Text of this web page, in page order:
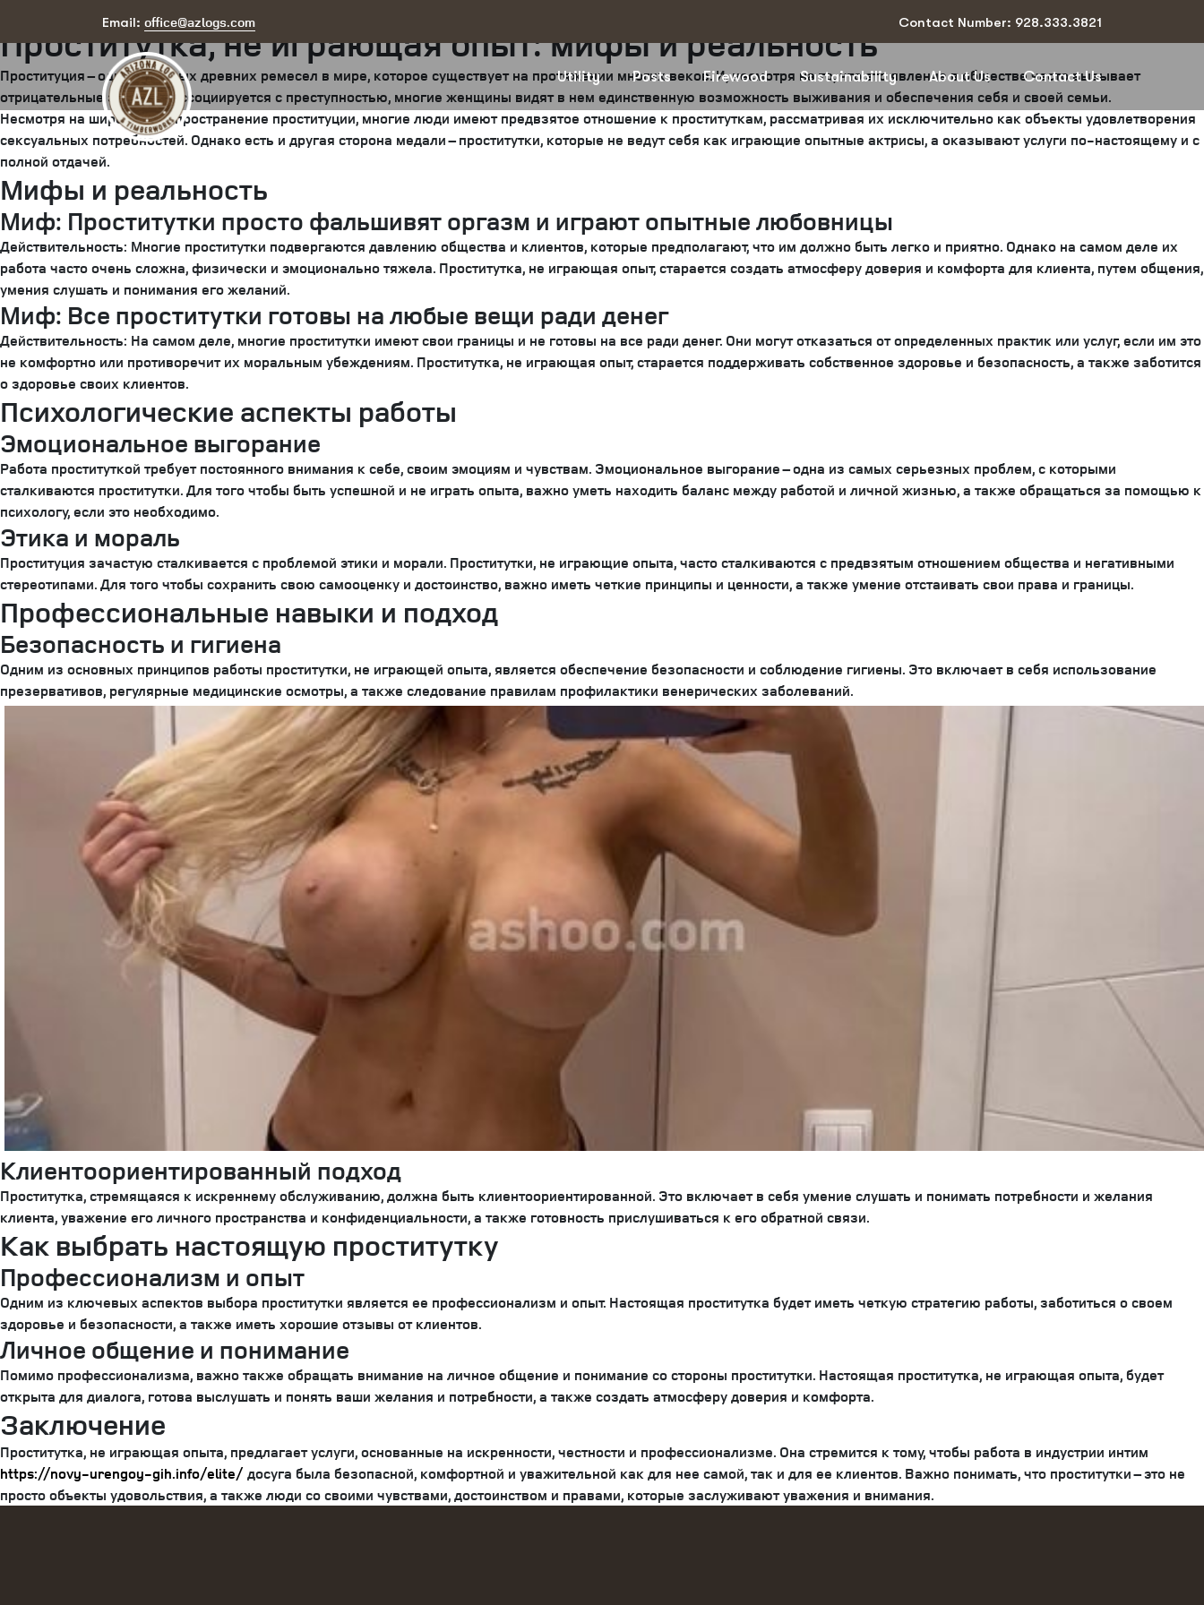
Email: office@azlogs.com Contact Number: 928.333.3821
Utility Posts Firewood Sustainability About Us Contact Us
Проститутка, не играющая опыт: мифы и реальность
Проституция – одно из самых древних ремесел в мире, которое существует на протяжении многих веков. И, несмотря на то, что это явление в обществе часто вызывает
отрицательные эмоции и ассоциируется с преступностью, многие женщины видят в нем единственную возможность выживания и обеспечения себя и своей семьи.
Несмотря на широкое распространение проституции, многие люди имеют предвзятое отношение к проституткам, рассматривая их исключительно как объекты удовлетворения
сексуальных потребностей. Однако есть и другая сторона медали – проститутки, которые не ведут себя как играющие опытные актрисы, а оказывают услуги по-настоящему и с
полной отдачей.
Мифы и реальность
Миф: Проститутки просто фальшивят оргазм и играют опытные любовницы
Действительность: Многие проститутки подвергаются давлению общества и клиентов, которые предполагают, что им должно быть легко и приятно. Однако на самом деле их
работа часто очень сложна, физически и эмоционально тяжела. Проститутка, не играющая опыт, старается создать атмосферу доверия и комфорта для клиента, путем общения,
умения слушать и понимания его желаний.
Миф: Все проститутки готовы на любые вещи ради денег
Действительность: На самом деле, многие проститутки имеют свои границы и не готовы на все ради денег. Они могут отказаться от определенных практик или услуг, если им это
не комфортно или противоречит их моральным убеждениям. Проститутка, не играющая опыт, старается поддерживать собственное здоровье и безопасность, а также заботится
о здоровье своих клиентов.
Психологические аспекты работы
Эмоциональное выгорание
Работа проституткой требует постоянного внимания к себе, своим эмоциям и чувствам. Эмоциональное выгорание – одна из самых серьезных проблем, с которыми
сталкиваются проститутки. Для того чтобы быть успешной и не играть опыта, важно уметь находить баланс между работой и личной жизнью, а также обращаться за помощью к
психологу, если это необходимо.
Этика и мораль
Проституция зачастую сталкивается с проблемой этики и морали. Проститутки, не играющие опыта, часто сталкиваются с предвзятым отношением общества и негативными
стереотипами. Для того чтобы сохранить свою самооценку и достоинство, важно иметь четкие принципы и ценности, а также умение отстаивать свои права и границы.
Профессиональные навыки и подход
Безопасность и гигиена
Одним из основных принципов работы проститутки, не играющей опыта, является обеспечение безопасности и соблюдение гигиены. Это включает в себя использование
презервативов, регулярные медицинские осмотры, а также следование правилам профилактики венерических заболеваний.
Клиентоориентированный подход
Проститутка, стремящаяся к искреннему обслуживанию, должна быть клиентоориентированной. Это включает в себя умение слушать и понимать потребности и желания
клиента, уважение его личного пространства и конфиденциальности, а также готовность прислушиваться к его обратной связи.
Как выбрать настоящую проститутку
Профессионализм и опыт
Одним из ключевых аспектов выбора проститутки является ее профессионализм и опыт. Настоящая проститутка будет иметь четкую стратегию работы, заботиться о своем
здоровье и безопасности, а также иметь хорошие отзывы от клиентов.
Личное общение и понимание
Помимо профессионализма, важно также обращать внимание на личное общение и понимание со стороны проститутки. Настоящая проститутка, не играющая опыта, будет
открыта для диалога, готова выслушать и понять ваши желания и потребности, а также создать атмосферу доверия и комфорта.
Заключение
Проститутка, не играющая опыта, предлагает услуги, основанные на искренности, честности и профессионализме. Она стремится к тому, чтобы работа в индустрии интим
https://novy-urengoy-gih.info/elite/ досуга была безопасной, комфортной и уважительной как для нее самой, так и для ее клиентов. Важно понимать, что проститутки – это не
просто объекты удовольствия, а также люди со своими чувствами, достоинством и правами, которые заслуживают уважения и внимания.